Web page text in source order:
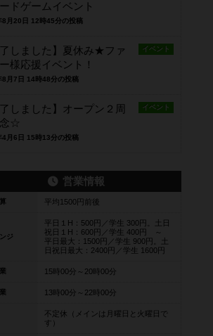
ドゲームイベント
8月20日 12時45分の投稿
イベント
了しました】夏休み★ファ
様応援イベント！
8月7日 14時48分の投稿
イベント
了しました】オープン２周
☆
4月6日 15時13分の投稿
営業情報
平均1500円前後
ジ
平日１H：500円／学生 300円。土日
祝日１H：600円／学生 400円 ～
平日最大：1500円／学生 900円。土
日祝日最大：2400円／学生 1600円
15時00分～20時00分
13時00分～22時00分
不定休（メインは月曜日と火曜日で
す）